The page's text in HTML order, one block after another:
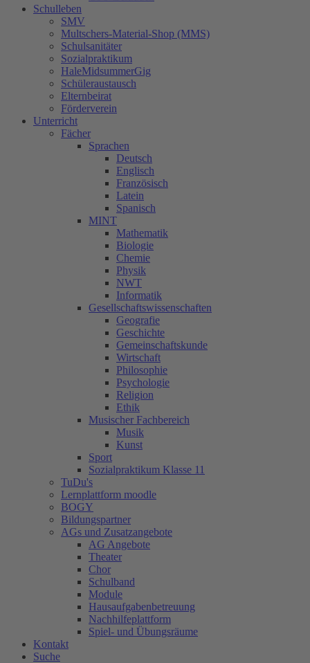
Schulleben
SMV
Multschers-Material-Shop (MMS)
Schulsanitäter
Sozialpraktikum
HaleMidsummerGig
Schüleraustausch
Elternbeirat
Förderverein
Unterricht
Fächer
Sprachen
Deutsch
Englisch
Französisch
Latein
Spanisch
MINT
Mathematik
Biologie
Chemie
Physik
NWT
Informatik
Gesellschaftswissenschaften
Geografie
Geschichte
Gemeinschaftskunde
Wirtschaft
Philosophie
Psychologie
Religion
Ethik
Musischer Fachbereich
Musik
Kunst
Sport
Sozialpraktikum Klasse 11
TuDu's
Lernplattform moodle
BOGY
Bildungspartner
AGs und Zusatzangebote
AG Angebote
Theater
Chor
Schulband
Module
Hausaufgabenbetreuung
Nachhilfeplattform
Spiel- und Übungsräume
Kontakt
Suche